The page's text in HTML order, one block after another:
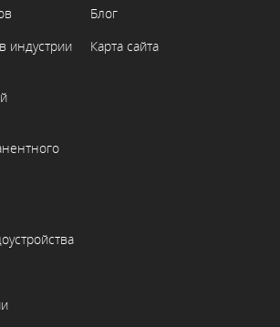
индустрии
Блог
Карта сайта